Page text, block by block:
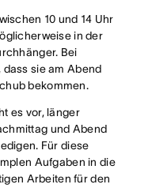
10 und 14 Uhr
in der
Bei
sie am Abend
bekommen.
es vor, länger
und Abend
Für diese
Aufgaben in die
Arbeiten für den